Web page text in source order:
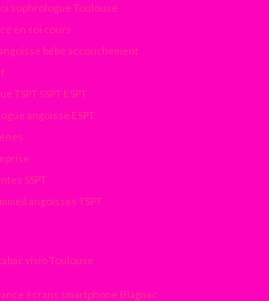
sophrologue Toulouse
en soi cours
bébé accouchement
TSPT SSPT ESPT
angoisse ESPT
SSPT
angoisses TSPT
visio Toulouse
écrans smartphone Blagnac